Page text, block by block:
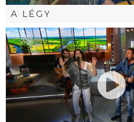
ZENEKAR
KAPCSOLAT
A LÉGY